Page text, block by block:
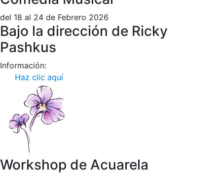
del 18 al 24 de Febrero 2026
Bajo la dirección de Ricky
Pashkus
Información:
Haz clic aquí
Workshop de Acuarela